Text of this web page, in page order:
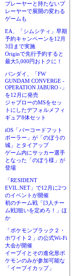
プレーヤーと持たないプ
レーヤーで展開の変わる
ゲームも
EA、「シムシティ」早期
予約キャンペーンを12月
3日まで実施
Originで先行予約すると
最大5,000円おトクに！
バンダイ、「FW
GUNDAM CONVERGE -
OPERATION JABURO -」
を12月に発売
ジャブローのMSをセッ
トにしたデフォルメフィ
ギュア8体セット
iOS「バーコードフット
ボーラー」が「のぼうの
城」とタイアップ
ゲーム内にサッカー選手
となった「のぼう様」が
登場
「RESIDENT
EVIL.NET」で12月に2つ
のイベントが開催
初のチーム戦「[3人チー
ム戦]狙いを定めろ！」ほ
か
「ポケモンブラック２・
ホワイト２」の公式Wi-Fi
大会が開催
イーブイとその進化形ポ
ケモンのみが参加可能な
「イーブイカップ」